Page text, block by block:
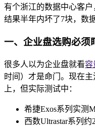
有个浙江的数据中心客户
结果半年内坏了7块，数
一、企业盘选购必须
很多人以为企业盘就看容
时间）才是命门。现在
上，但实际测试中：
希捷Exos系列实测
西数Ultrastar系列约